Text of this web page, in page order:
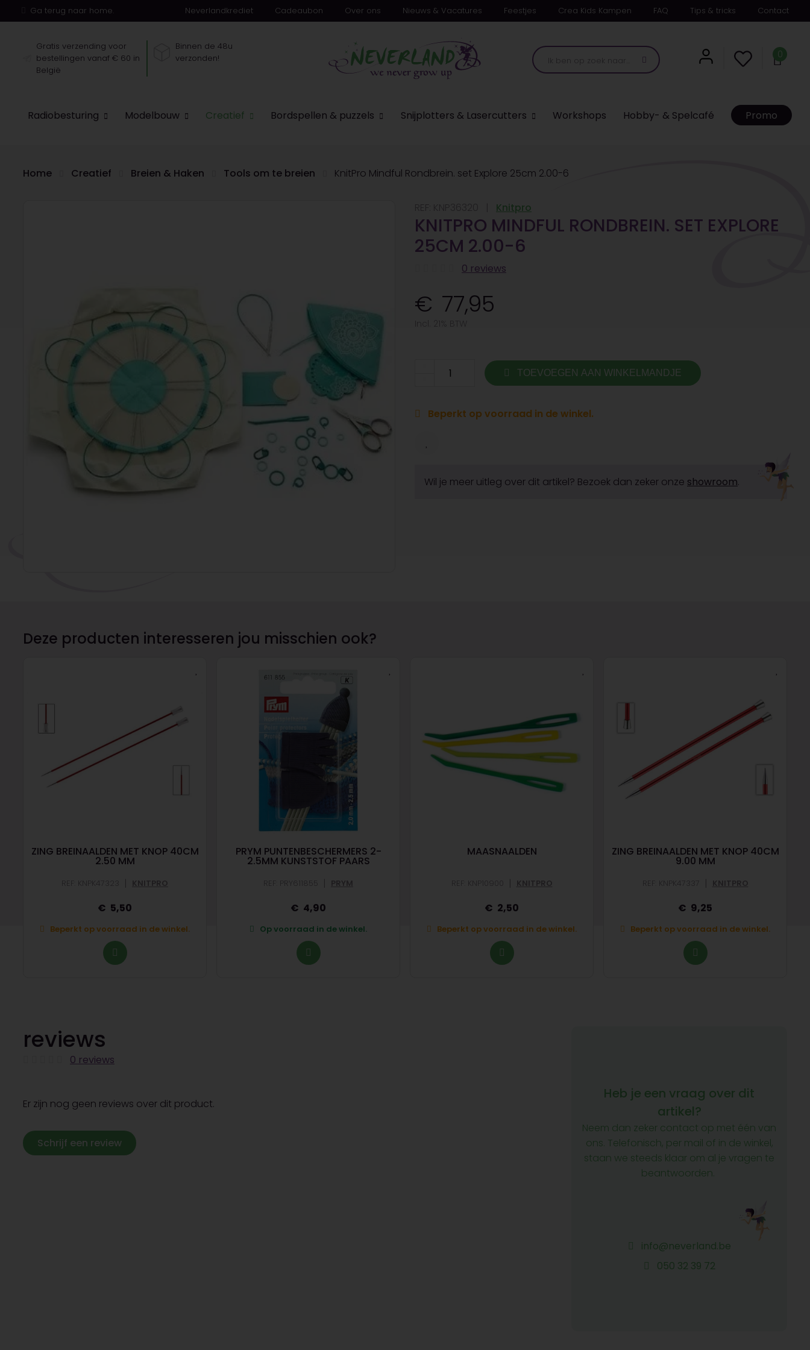
Ga terug naar home. Neverlandkrediet Cadeaubon Over ons Nieuws & Vacatures Feestjes Crea Kids Kampen FAQ Tips & tricks Contact
Gratis verzending voor
bestellingen vanaf € 60 in
België
Binnen de 48u
verzonden!
0
Radiobesturing Modelbouw Creatief Bordspellen & puzzels Snijplotters & Lasercutters Workshops Hobby- & Spelcafé Promo
Home Creatief Breien & Haken Tools om te breien KnitPro Mindful Rondbrein. set Explore 25cm 2.00-6
Knitpro
KNITPRO MINDFUL RONDBREIN. SET EXPLORE
25CM 2.00-6
0 reviews
77,95
TOEVOEGEN AAN WINKELMANDJE
Beperkt op voorraad in de winkel.
Wil je meer uitleg over dit artikel? Bezoek dan zeker onze showroom.
Deze producten interesseren jou misschien ook?
ZING BREINAALDEN MET KNOP 40CM
2.50 MM
REF: KNPK47323 | KNITPRO
5,50
Beperkt op voorraad in de winkel.
PRYM PUNTENBESCHERMERS 2-
2.5MM KUNSTSTOF PAARS
| PRYM
4,90
Op voorraad in de winkel.
MAASNAALDEN
| KNITPRO
2,50
Beperkt op voorraad in de winkel.
ZING BREINAALDEN MET KNOP 40CM
9.00 MM
REF: KNPK47337 | KNITPRO
9,25
Beperkt op voorraad in de winkel.
reviews
0 reviews
Er zijn nog geen reviews over dit product.
Schrijf een review
Heb je een vraag over dit
artikel?
Neem dan zeker contact op met één van
ons. Telefonisch, per mail of in de winkel,
staan we steeds klaar om al je vragen te
beantwoorden.
info@neverland.be
050 32 39 72